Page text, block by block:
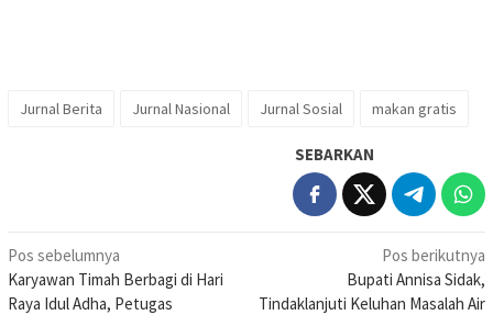
Jurnal Berita Jurnal Nasional Jurnal Sosial makan gratis
SEBARKAN
Navigasi
pos
Pos sebelumnya
Karyawan Timah Berbagi di Hari
Raya Idul Adha, Petugas
Pos berikutnya
Bupati Annisa Sidak,
Tindaklanjuti Keluhan Masalah Air